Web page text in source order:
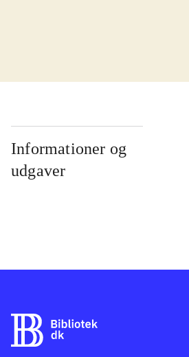
Informationer og
udgaver